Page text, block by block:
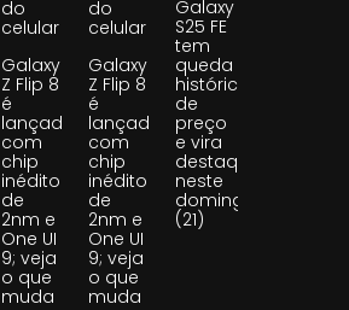
do
celular
Galaxy
Z Flip 8
é
lançado
com
chip
inédito
de
2nm e
One UI
9; veja
o que
muda
do
celular
Galaxy
Z Flip 8
é
lançado
com
chip
inédito
de
2nm e
One UI
9; veja
o que
muda
Galaxy
S25 FE
tem
queda
histórica
de
preço
e vira
destaque
neste
domingo
(21)